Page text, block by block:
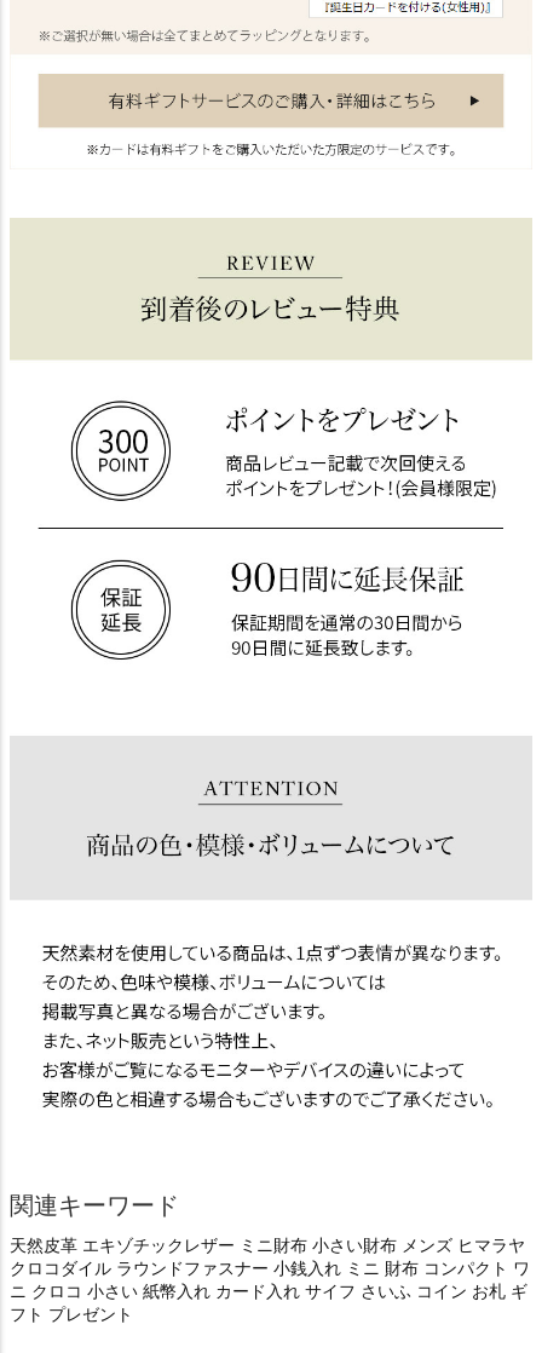
関連キーワード
天然皮革 エキゾチックレザー ミニ財布 小さい財布 メンズ ヒマラヤ
クロコダイル ラウンドファスナー 小銭入れ ミニ 財布 コンパクト ワ
ニ クロコ 小さい 紙幣入れ カード入れ サイフ さいふ コイン お札 ギ
フト プレゼント